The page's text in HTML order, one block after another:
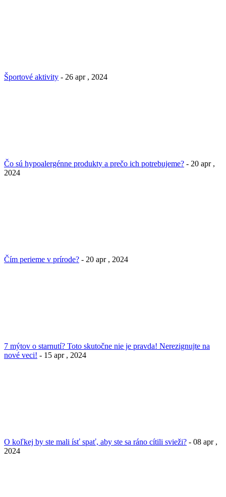
Športové aktivity - 26 apr , 2024
Čo sú hypoalergénne produkty a prečo ich potrebujeme? - 20 apr ,
2024
Čím perieme v prírode? - 20 apr , 2024
7 mýtov o starnutí? Toto skutočne nie je pravda! Nerezignujte na
nové veci! - 15 apr , 2024
O koľkej by ste mali ísť spať, aby ste sa ráno cítili svieži? - 08 apr ,
2024